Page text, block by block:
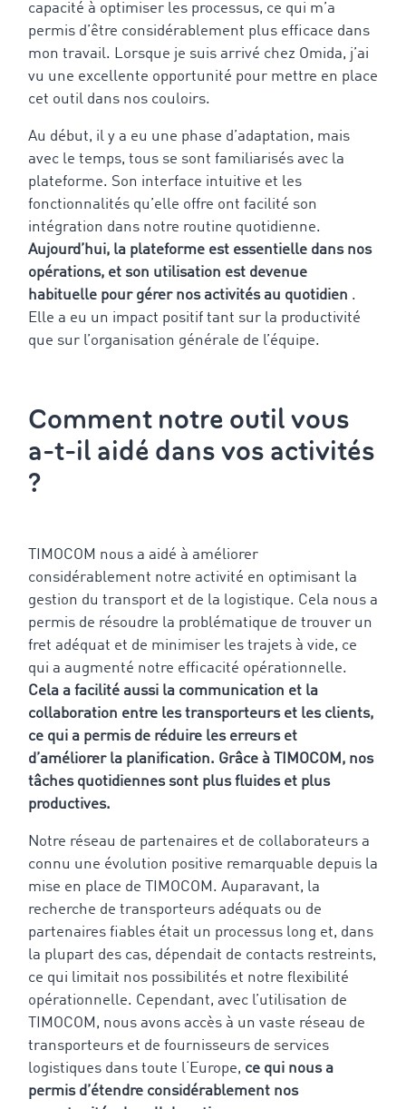
capacité à optimiser les processus, ce qui m’a
permis d’être considérablement plus efficace dans
mon travail. Lorsque je suis arrivé chez Omida, j’ai
vu une excellente opportunité pour mettre en place
cet outil dans nos couloirs.
Au début, il y a eu une phase d’adaptation, mais
avec le temps, tous se sont familiarisés avec la
plateforme. Son interface intuitive et les
fonctionnalités qu’elle offre ont facilité son
intégration dans notre routine quotidienne.
Aujourd’hui, la plateforme est essentielle dans nos
opérations, et son utilisation est devenue
habituelle pour gérer nos activités au quotidien .
Elle a eu un impact positif tant sur la productivité
que sur l’organisation générale de l’équipe.
Comment notre outil vous
a-t-il aidé dans vos activités
?
TIMOCOM nous a aidé à améliorer
considérablement notre activité en optimisant la
gestion du transport et de la logistique. Cela nous a
permis de résoudre la problématique de trouver un
fret adéquat et de minimiser les trajets à vide, ce
qui a augmenté notre efficacité opérationnelle.
Cela a facilité aussi la communication et la
collaboration entre les transporteurs et les clients,
ce qui a permis de réduire les erreurs et
d’améliorer la planification. Grâce à TIMOCOM, nos
tâches quotidiennes sont plus fluides et plus
productives.
Notre réseau de partenaires et de collaborateurs a
connu une évolution positive remarquable depuis la
mise en place de TIMOCOM. Auparavant, la
recherche de transporteurs adéquats ou de
partenaires fiables était un processus long et, dans
la plupart des cas, dépendait de contacts restreints,
ce qui limitait nos possibilités et notre flexibilité
opérationnelle. Cependant, avec l’utilisation de
TIMOCOM, nous avons accès à un vaste réseau de
transporteurs et de fournisseurs de services
logistiques dans toute l‘Europe, ce qui nous a
permis d’étendre considérablement nos